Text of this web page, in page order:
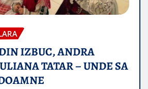
IZBUC, ANDRA
TATAR – UNDE SA